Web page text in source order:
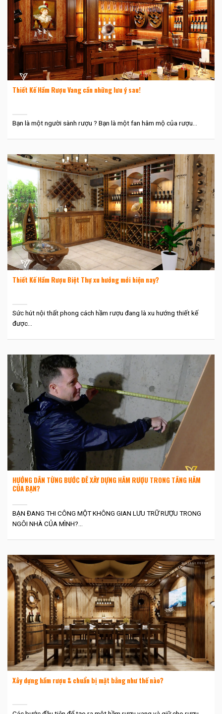
Thiết Kế Hầm Rượu Vang cần những lưu ý sau!
Bạn là một người sành rượu ? Bạn là một fan hâm mộ của rượu...
Thiết Kế Hầm Rượu Biệt Thự xu hướng mới hiện nay?
Sức hút nội thất phong cách hầm rượu đang là xu hướng thiết kế
được...
HƯỚNG DẪN TỪNG BƯỚC ĐỂ XÂY DỰNG HẦM RƯỢU TRONG TẦNG HẦM
CỦA BẠN?
BẠN ĐANG THI CÔNG MỘT KHÔNG GIAN LƯU TRỮ RƯỢU TRONG
NGÔI NHÀ CỦA MÌNH?...
Xây dựng hầm rượu & chuẩn bị mặt bằng như thế nào?